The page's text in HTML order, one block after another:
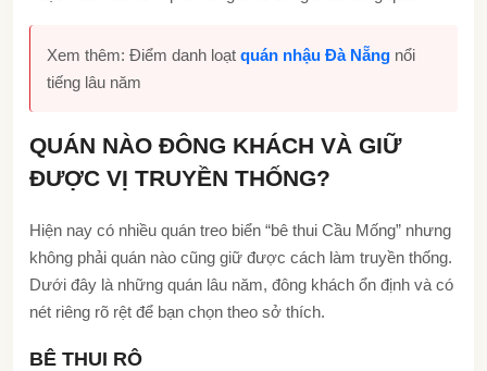
Xem thêm: Điểm danh loạt quán nhậu Đà Nẵng nổi
tiếng lâu năm
QUÁN NÀO ĐÔNG KHÁCH VÀ GIỮ
ĐƯỢC VỊ TRUYỀN THỐNG?
Hiện nay có nhiều quán treo biển “bê thui Cầu Mống” nhưng
không phải quán nào cũng giữ được cách làm truyền thống.
Dưới đây là những quán lâu năm, đông khách ổn định và có
nét riêng rõ rệt để bạn chọn theo sở thích.
BÊ THUI RÔ